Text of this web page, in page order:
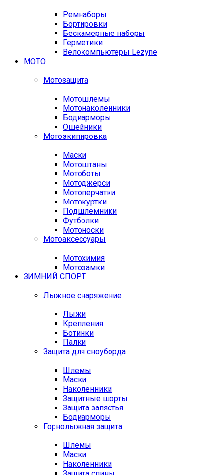
Ремнаборы
Бортировки
Бескамерные наборы
Герметики
Велокомпьютеры Lezyne
МОТО
Мотозащита
Мотошлемы
Мотонаколенники
Бодиарморы
Ошейники
Мотоэкипировка
Маски
Мотоштаны
Мотоботы
Мотоджерси
Мотоперчатки
Мотокуртки
Подшлемники
Футболки
Мотоноски
Мотоаксессуары
Мотохимия
Мотозамки
ЗИМНИЙ СПОРТ
Лыжное снаряжение
Лыжи
Крепления
Ботинки
Палки
Защита для сноуборда
Шлемы
Маски
Наколенники
Защитные шорты
Защита запястья
Бодиарморы
Горнолыжная защита
Шлемы
Маски
Наколенники